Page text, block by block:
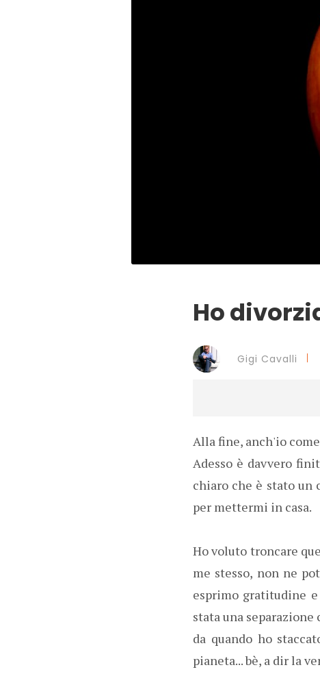
Ho
Gigi Cavalli
Alla fine, anch'io
Adesso è davvero
chiaro che è stato un
per mettermi in casa.
Ho voluto troncare
me stesso, non ne
esprimo gratitudine
stata una separazione
da quando ho
pianeta... bè, a dir la